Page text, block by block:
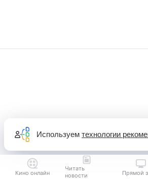
Кино онлайн
Читать
новости
Прямой
Используем технологии